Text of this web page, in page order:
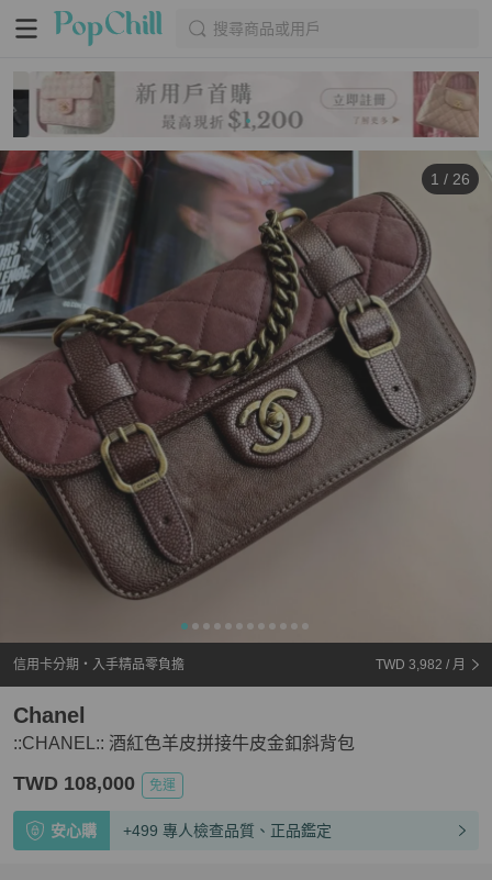
搜尋商品或用戶
1 / 26
信用卡分期・入手精品零負擔 TWD 3,982 / 月
::CHANEL:: 酒紅色羊皮拼接牛皮金釦斜背包
Chanel
TWD 108,000 免運
安心購 +499 專人檢查品質、正品鑑定